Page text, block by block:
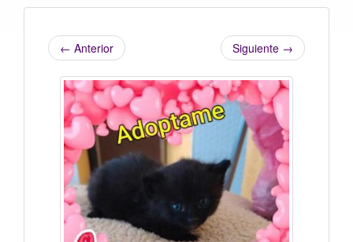
← Anterior Siguiente →